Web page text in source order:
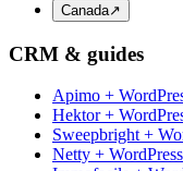
Canada↗
CRM & guides
Apimo +
Hektor +
Sweepbright +
Netty + WordPress